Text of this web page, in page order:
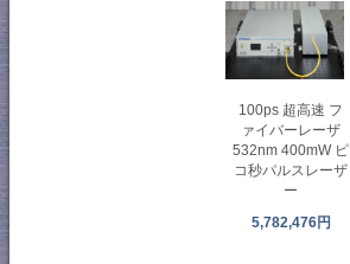
100ps 超高速 フ
ァイバーレーザ
532nm 400mW ピ
コ秒パルスレーザ
ー
5,782,476円